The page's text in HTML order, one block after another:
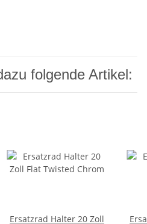
folgende Artikel:
Ersatzrad Halter 20 Zoll